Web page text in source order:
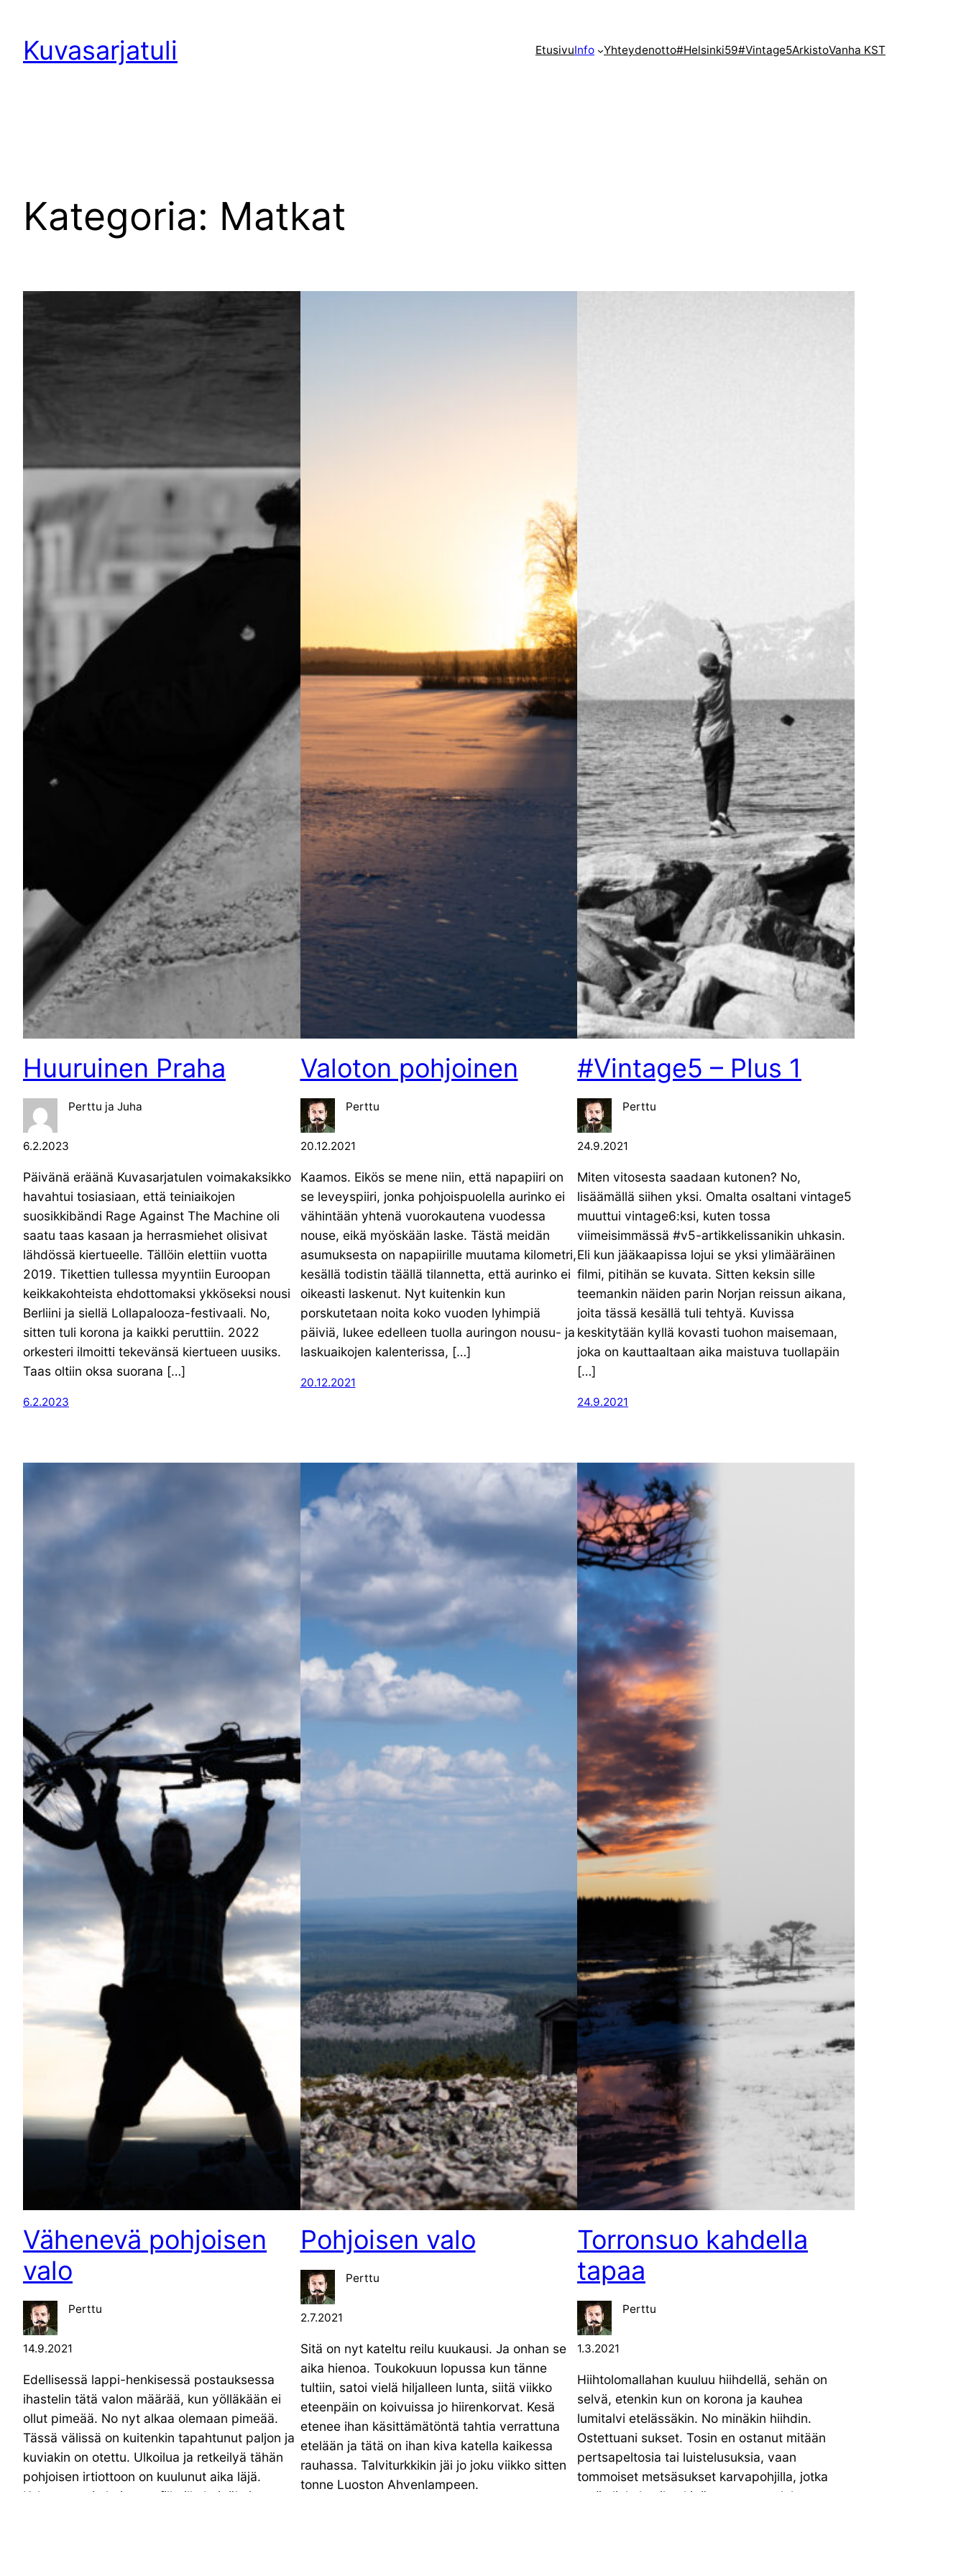
Kuvasarjatuli EtusivuInfo Yhteydenotto#Helsinki59#Vintage5ArkistoVanha KST
Kategoria: Matkat
Huuruinen Praha
Perttu ja Juha
6.2.2023
Päivänä eräänä Kuvasarjatulen voimakaksikko
havahtui tosiasiaan, että teiniaikojen
suosikkibändi Rage Against The Machine oli
saatu taas kasaan ja herrasmiehet olisivat
lähdössä kiertueelle. Tällöin elettiin vuotta
2019. Tikettien tullessa myyntiin Euroopan
keikkakohteista ehdottomaksi ykköseksi nousi
Berliini ja siellä Lollapalooza-festivaali. No,
sitten tuli korona ja kaikki peruttiin. 2022
orkesteri ilmoitti tekevänsä kiertueen uusiks.
Taas oltiin oksa suorana […]
6.2.2023
Valoton pohjoinen
Perttu
20.12.2021
Kaamos. Eikös se mene niin, että napapiiri on
se leveyspiiri, jonka pohjoispuolella aurinko ei
vähintään yhtenä vuorokautena vuodessa
nouse, eikä myöskään laske. Tästä meidän
asumuksesta on napapiirille muutama kilometri,
kesällä todistin täällä tilannetta, että aurinko ei
oikeasti laskenut. Nyt kuitenkin kun
porskutetaan noita koko vuoden lyhimpiä
päiviä, lukee edelleen tuolla auringon nousu- ja
laskuaikojen kalenterissa, […]
20.12.2021
#Vintage5 – Plus 1
Perttu
24.9.2021
Miten vitosesta saadaan kutonen? No,
lisäämällä siihen yksi. Omalta osaltani vintage5
muuttui vintage6:ksi, kuten tossa
viimeisimmässä #v5-artikkelissanikin uhkasin.
Eli kun jääkaapissa lojui se yksi ylimääräinen
filmi, pitihän se kuvata. Sitten keksin sille
teemankin näiden parin Norjan reissun aikana,
joita tässä kesällä tuli tehtyä. Kuvissa
keskitytään kyllä kovasti tuohon maisemaan,
joka on kauttaaltaan aika maistuva tuollapäin
[…]
24.9.2021
Vähenevä pohjoisen
valo
Perttu
14.9.2021
Edellisessä lappi-henkisessä postauksessa
ihastelin tätä valon määrää, kun yölläkään ei
ollut pimeää. No nyt alkaa olemaan pimeää.
Tässä välissä on kuitenkin tapahtunut paljon ja
kuviakin on otettu. Ulkoilua ja retkeilyä tähän
pohjoisen irtiottoon on kuulunut aika läjä.
Kukastunturin huiputus fillarilla heinäkuisessa
Pohjoisen valo
Perttu
2.7.2021
Sitä on nyt kateltu reilu kuukausi. Ja onhan se
aika hienoa. Toukokuun lopussa kun tänne
tultiin, satoi vielä hiljalleen lunta, siitä viikko
eteenpäin on koivuissa jo hiirenkorvat. Kesä
etenee ihan käsittämätöntä tahtia verrattuna
etelään ja tätä on ihan kiva katella kaikessa
rauhassa. Talviturkkikin jäi jo joku viikko sitten
tonne Luoston Ahvenlampeen.
Torronsuo kahdella
tapaa
Perttu
1.3.2021
Hiihtolomallahan kuuluu hiihdellä, sehän on
selvä, etenkin kun on korona ja kauhea
lumitalvi etelässäkin. No minäkin hiihdin.
Ostettuani sukset. Tosin en ostanut mitään
pertsapeltosia tai luistelusuksia, vaan
tommoiset metsäsukset karvapohjilla, jotka
myös liukulumikenkinä tunnetaan. Jokunen